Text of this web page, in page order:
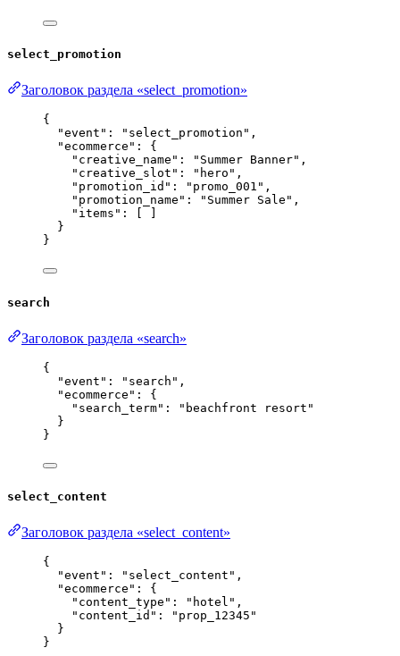
select_promotion
Заголовок раздела «select_promotion»
{
"event" : " select_promotion " ,
"ecommerce" : {
"creative_name" : " Summer Banner" ,
"creative_slot" : " hero " ,
"promotion_id" : " promo_001 " ,
"promotion_name" : " Summer Sale " ,
"items" : [ ]
}
}
search
Заголовок раздела «search»
{
"event" : " search " ,
"ecommerce" : {
"search_term" : " beachfront resort "
}
}
select_content
Заголовок раздела «select_content»
{
"event" : " select_content " ,
"ecommerce" : {
"content_type" : " hotel " ,
"content_id" : " prop_12345 "
}
}